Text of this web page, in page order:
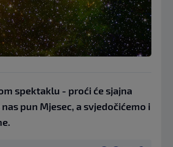
spektaklu - proći će sjajna
pun Mjesec, a svjedočićemo i